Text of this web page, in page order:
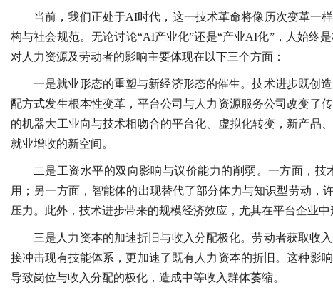
当前，我们正处于AI时代，这一技术革命将像历次变革一
构与社会规范。无论讨论“AI产业化”还是“产业AI化”，人始终
对人力资源及劳动者的影响主要体现在以下三个方面：
一是就业形态的重塑与新经济形态的催生。技术进步既创
配方式发生根本性变革，平台公司与人力资源服务公司改变了
的机器大工业向与技术相吻合的平台化、虚拟化转变，新产品
就业增收的新空间。
二是工资水平的双向影响与议价能力的削弱。一方面，
用；另一方面，智能体的出现替代了部分体力与知识型劳动，
压力。此外，技术进步带来的规模经济效应，尤其在平台企业
三是人力资本的加速折旧与收入分配极化。劳动者获取收
接冲击现有技能体系，更加速了既有人力资本的折旧。这种影
导致岗位与收入分配的极化，造成中等收入群体萎缩。